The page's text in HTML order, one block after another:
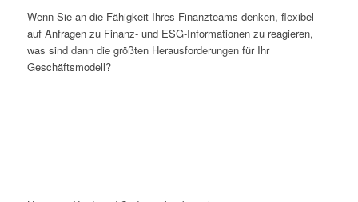
Wenn Sie an die Fähigkeit Ihres Finanzteams denken, flexibel
auf Anfragen zu Finanz- und ESG-Informationen zu reagieren,
was sind dann die größten Herausforderungen für Ihr
Geschäftsmodell?